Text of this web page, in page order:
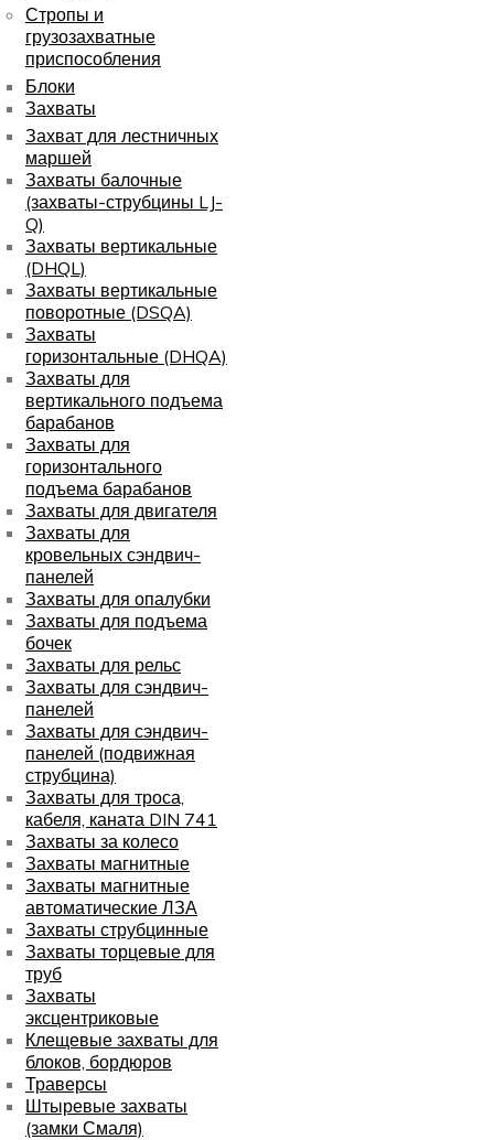
Стропы и
грузозахватные
приспособления
Блоки
Захваты
Захват для лестничных
маршей
Захваты балочные
(захваты-струбцины LJ-
Q)
Захваты вертикальные
(DHQL)
Захваты вертикальные
поворотные (DSQA)
Захваты
горизонтальные (DHQA)
Захваты для
вертикального подъема
барабанов
Захваты для
горизонтального
подъема барабанов
Захваты для двигателя
Захваты для
кровельных сэндвич-
панелей
Захваты для опалубки
Захваты для подъема
бочек
Захваты для рельс
Захваты для сэндвич-
панелей
Захваты для сэндвич-
панелей (подвижная
струбцина)
Захваты для троса,
кабеля, каната DIN 741
Захваты за колесо
Захваты магнитные
Захваты магнитные
автоматические ЛЗА
Захваты струбцинные
Захваты торцевые для
труб
Захваты
эксцентриковые
Клещевые захваты для
блоков, бордюров
Траверсы
Штыревые захваты
(замки Смаля)